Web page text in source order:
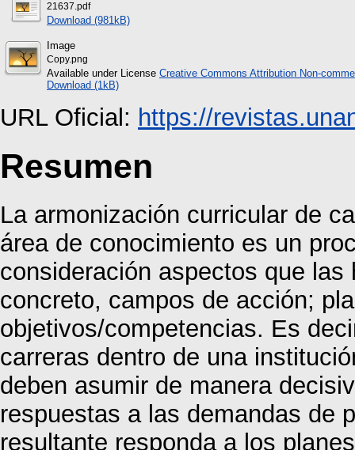
21637.pdf
Download (981kB)
Image
Copy.png
Available under License Creative Commons Attribution Non-
Download (1kB)
URL Oficial: https://
Resumen
La armonización curricular de
área de conocimiento es un
consideración aspectos que
concreto, campos de acción;
objetivos/competencias. Es
carreras dentro de una
deben asumir de manera
respuestas a las demandas de
resultante responda a los